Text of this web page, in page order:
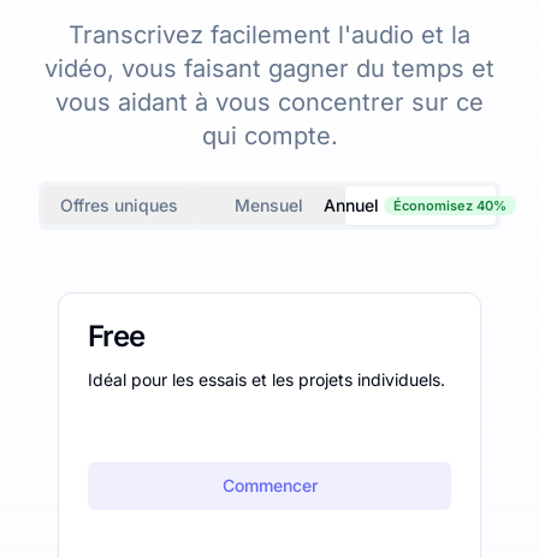
Transcrivez facilement l'audio et la
vidéo, vous faisant gagner du temps et
vous aidant à vous concentrer sur ce
qui compte.
Offres uniques Mensuel Annuel Économisez 40%
Free
Idéal pour les essais et les projets individuels.
Commencer